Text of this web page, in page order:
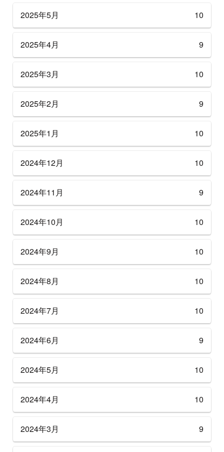
2025年5月 10
2025年4月 9
2025年3月 10
2025年2月 9
2025年1月 10
2024年12月 10
2024年11月 9
2024年10月 10
2024年9月 10
2024年8月 10
2024年7月 10
2024年6月 9
2024年5月 10
2024年4月 10
2024年3月 9